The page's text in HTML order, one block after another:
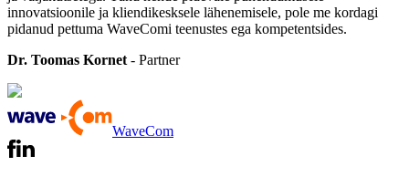
innovatsioonile ja kliendikesksele lähenemisele, pole me kordagi
pidanud pettuma WaveComi teenustes ega kompetentsides.
Dr. Toomas Kornet - Partner
WaveCom